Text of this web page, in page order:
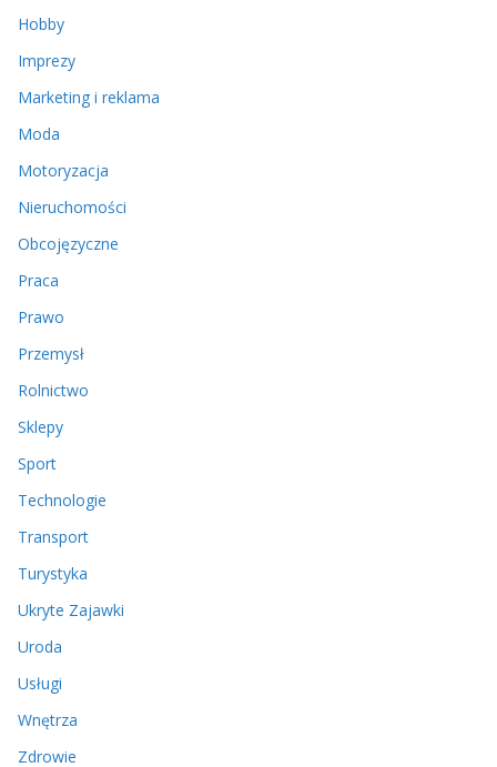
Hobby
Imprezy
Marketing i reklama
Moda
Motoryzacja
Nieruchomości
Obcojęzyczne
Praca
Prawo
Przemysł
Rolnictwo
Sklepy
Sport
Technologie
Transport
Turystyka
Ukryte Zajawki
Uroda
Usługi
Wnętrza
Zdrowie